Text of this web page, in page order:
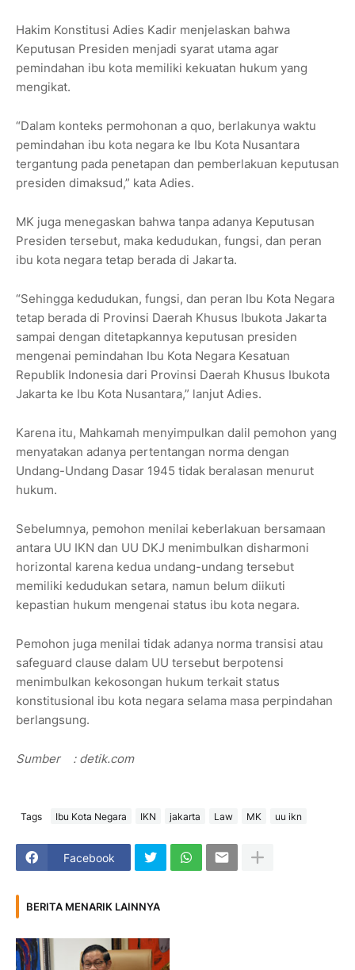
Hakim Konstitusi Adies Kadir menjelaskan bahwa
Keputusan Presiden menjadi syarat utama agar
pemindahan ibu kota memiliki kekuatan hukum yang
mengikat.
“Dalam konteks permohonan a quo, berlakunya waktu
pemindahan ibu kota negara ke Ibu Kota Nusantara
tergantung pada penetapan dan pemberlakuan keputusan
presiden dimaksud,” kata Adies.
MK juga menegaskan bahwa tanpa adanya Keputusan
Presiden tersebut, maka kedudukan, fungsi, dan peran
ibu kota negara tetap berada di Jakarta.
“Sehingga kedudukan, fungsi, dan peran Ibu Kota Negara
tetap berada di Provinsi Daerah Khusus Ibukota Jakarta
sampai dengan ditetapkannya keputusan presiden
mengenai pemindahan Ibu Kota Negara Kesatuan
Republik Indonesia dari Provinsi Daerah Khusus Ibukota
Jakarta ke Ibu Kota Nusantara,” lanjut Adies.
Karena itu, Mahkamah menyimpulkan dalil pemohon yang
menyatakan adanya pertentangan norma dengan
Undang-Undang Dasar 1945 tidak beralasan menurut
hukum.
Sebelumnya, pemohon menilai keberlakuan bersamaan
antara UU IKN dan UU DKJ menimbulkan disharmoni
horizontal karena kedua undang-undang tersebut
memiliki kedudukan setara, namun belum diikuti
kepastian hukum mengenai status ibu kota negara.
Pemohon juga menilai tidak adanya norma transisi atau
safeguard clause dalam UU tersebut berpotensi
menimbulkan kekosongan hukum terkait status
konstitusional ibu kota negara selama masa perpindahan
berlangsung.
Sumber: detik.com
Tags Ibu Kota Negara IKN jakarta Law MK uu ikn
Facebook
BERITA MENARIK LAINNYA